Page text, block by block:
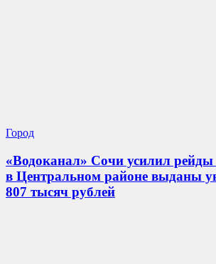
Город
«Водоканал» Сочи усилил
в Центральном районе выданы
807 тысяч рублей